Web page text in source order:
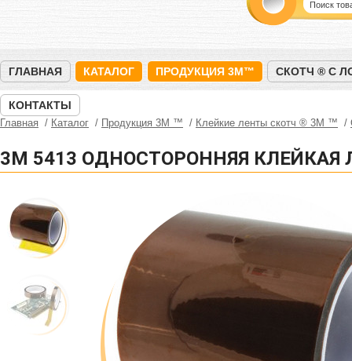
ГЛАВНАЯ КАТАЛОГ ПРОДУКЦИЯ 3M™ СКОТЧ ® С
КОНТАКТЫ
Главная Каталог Продукция 3M ™ Клейкие ленты скотч ® 3M ™
3M 5413 ОДНОСТОРОННЯЯ